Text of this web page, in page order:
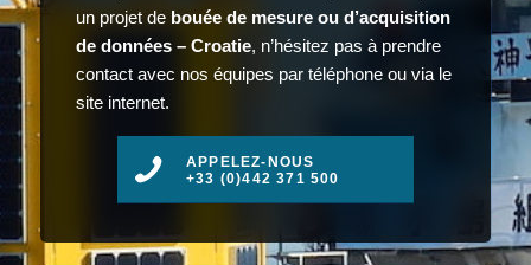
un projet de bouée de mesure ou d’acquisition
de données – Croatie, n’hésitez pas à prendre
contact avec nos équipes par téléphone ou via le
site internet.
APPELEZ-NOUS
+33 (0)442 371 500